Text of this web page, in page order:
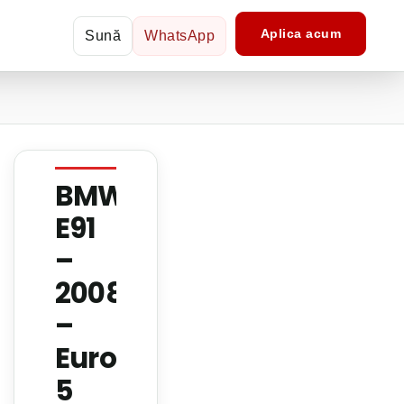
Sună WhatsApp Aplica acum
BMW
E91
–
2008
–
Euro
5